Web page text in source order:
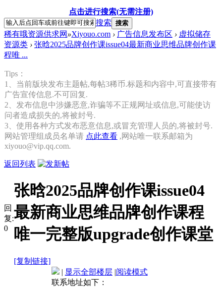
点击进行搜索(无需注册)
搜索 搜索
稀有哦资源供求网 »Xiyouo.com › 广告信息发布区 › 虚拟储存
资源类 › 张晗2025品牌创作课issue04最新商业思维品牌创作课
程唯 ...
Tips：
1、当前版块发布主题帖,每帖3稀币.标题和内容中,可直接带有
广告宣传信息.不可回复.
2、发布信息中涉嫌恶意,诈骗等不正规网址或信息,可能使访
问者造成损失的,将被封号.
3、使用各种方式发布恶意信息,或冒充管理人员的,将被封号.
网站管理组成员名单请 点此查看 ,网站唯一联系邮箱为
xiyouo@vip.qq.com.
返回列表
回
复:
0
张晗2025品牌创作课issue04
最新商业思维品牌创作课程
唯一完整版upgrade创作课堂
[复制链接]
| 显示全部楼层 |阅读模式
联系地址如下：